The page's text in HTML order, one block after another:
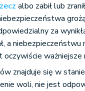
albo zabił lub
za
a niebezpieczeństwu
ważniejsze
znajduje się w
woli, nie jest